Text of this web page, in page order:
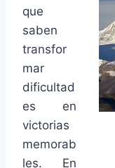
que
saben
transfor
mar
dificultad
es en
victorias
memorab
les. En